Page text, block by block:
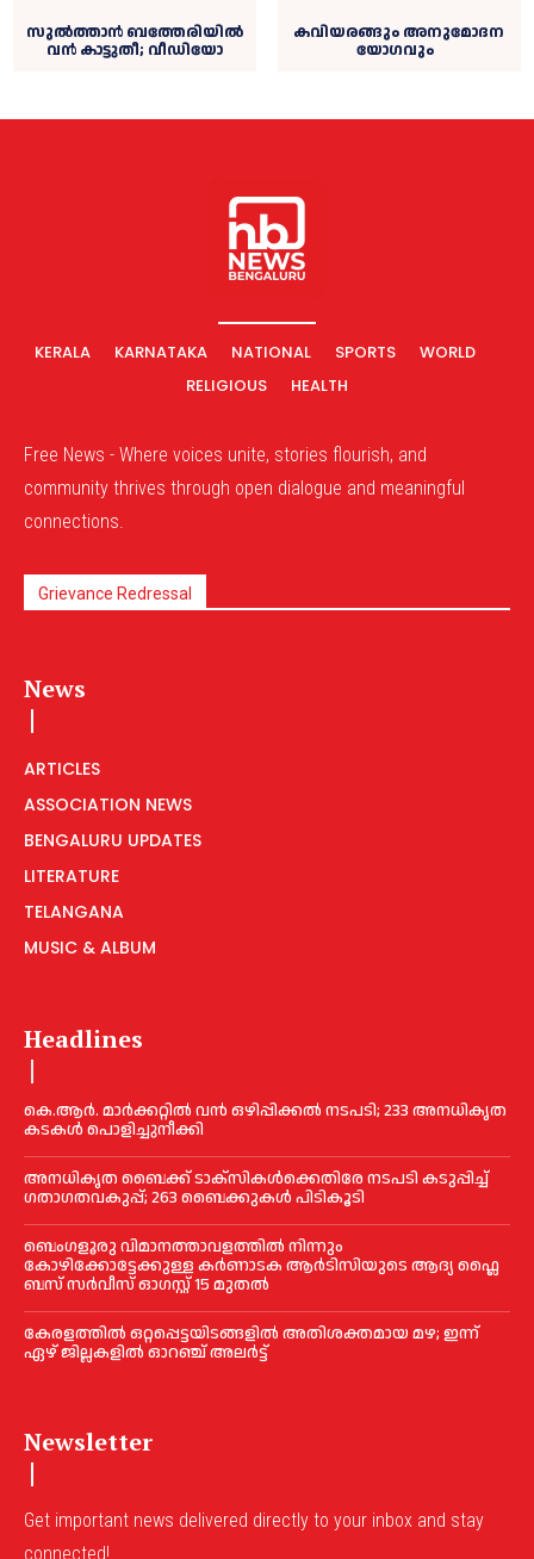
സുല്‍ത്താന്‍ ബത്തേരിയില്‍
വന്‍ കാട്ടുതീ; വീഡിയോ
കവിയരങ്ങും അനുമോദന
യോഗവും
KERALA KARNATAKA NATIONAL SPORTS
WORLD
RELIGIOUS
HEALTH
Free News - Where voices unite, stories flourish, and
community thrives through open dialogue and meaningful
connections.
Grievance Redressal
News
ARTICLES
ASSOCIATION NEWS
BENGALURU UPDATES
LITERATURE
TELANGANA
MUSIC & ALBUM
Headlines
കെ.ആർ. മാർക്കറ്റിൽ വൻ ഒഴിപ്പിക്കൽ നടപടി; 233 അനധികൃത
കടകൾ പൊളിച്ചുനീക്കി
അനധികൃത ബൈക്ക് ടാക്‌സികൾക്കെതിരേ നടപടി കടുപ്പിച്ച്
ഗതാഗതവകുപ്പ്; 263 ബൈക്കുകള്‍ പിടികൂടി
ബെംഗളൂരു വിമാനത്താവളത്തിൽ നിന്നും
കോഴിക്കോട്ടേക്കുള്ള കർണാടക ആർടിസിയുടെ ആദ്യ ഫ്ലൈ
ബസ് സര്‍വീസ് ഓഗസ്റ്റ് 15 മുതല്‍
കേരളത്തില്‍ ഒറ്റപ്പെട്ടയിടങ്ങളില്‍ അതിശക്തമായ മഴ; ഇന്ന്
ഏഴ് ജില്ലകളില്‍ ഓറഞ്ച് അലര്‍ട്ട്
Newsletter
Get important news delivered directly to your inbox and stay
connected!